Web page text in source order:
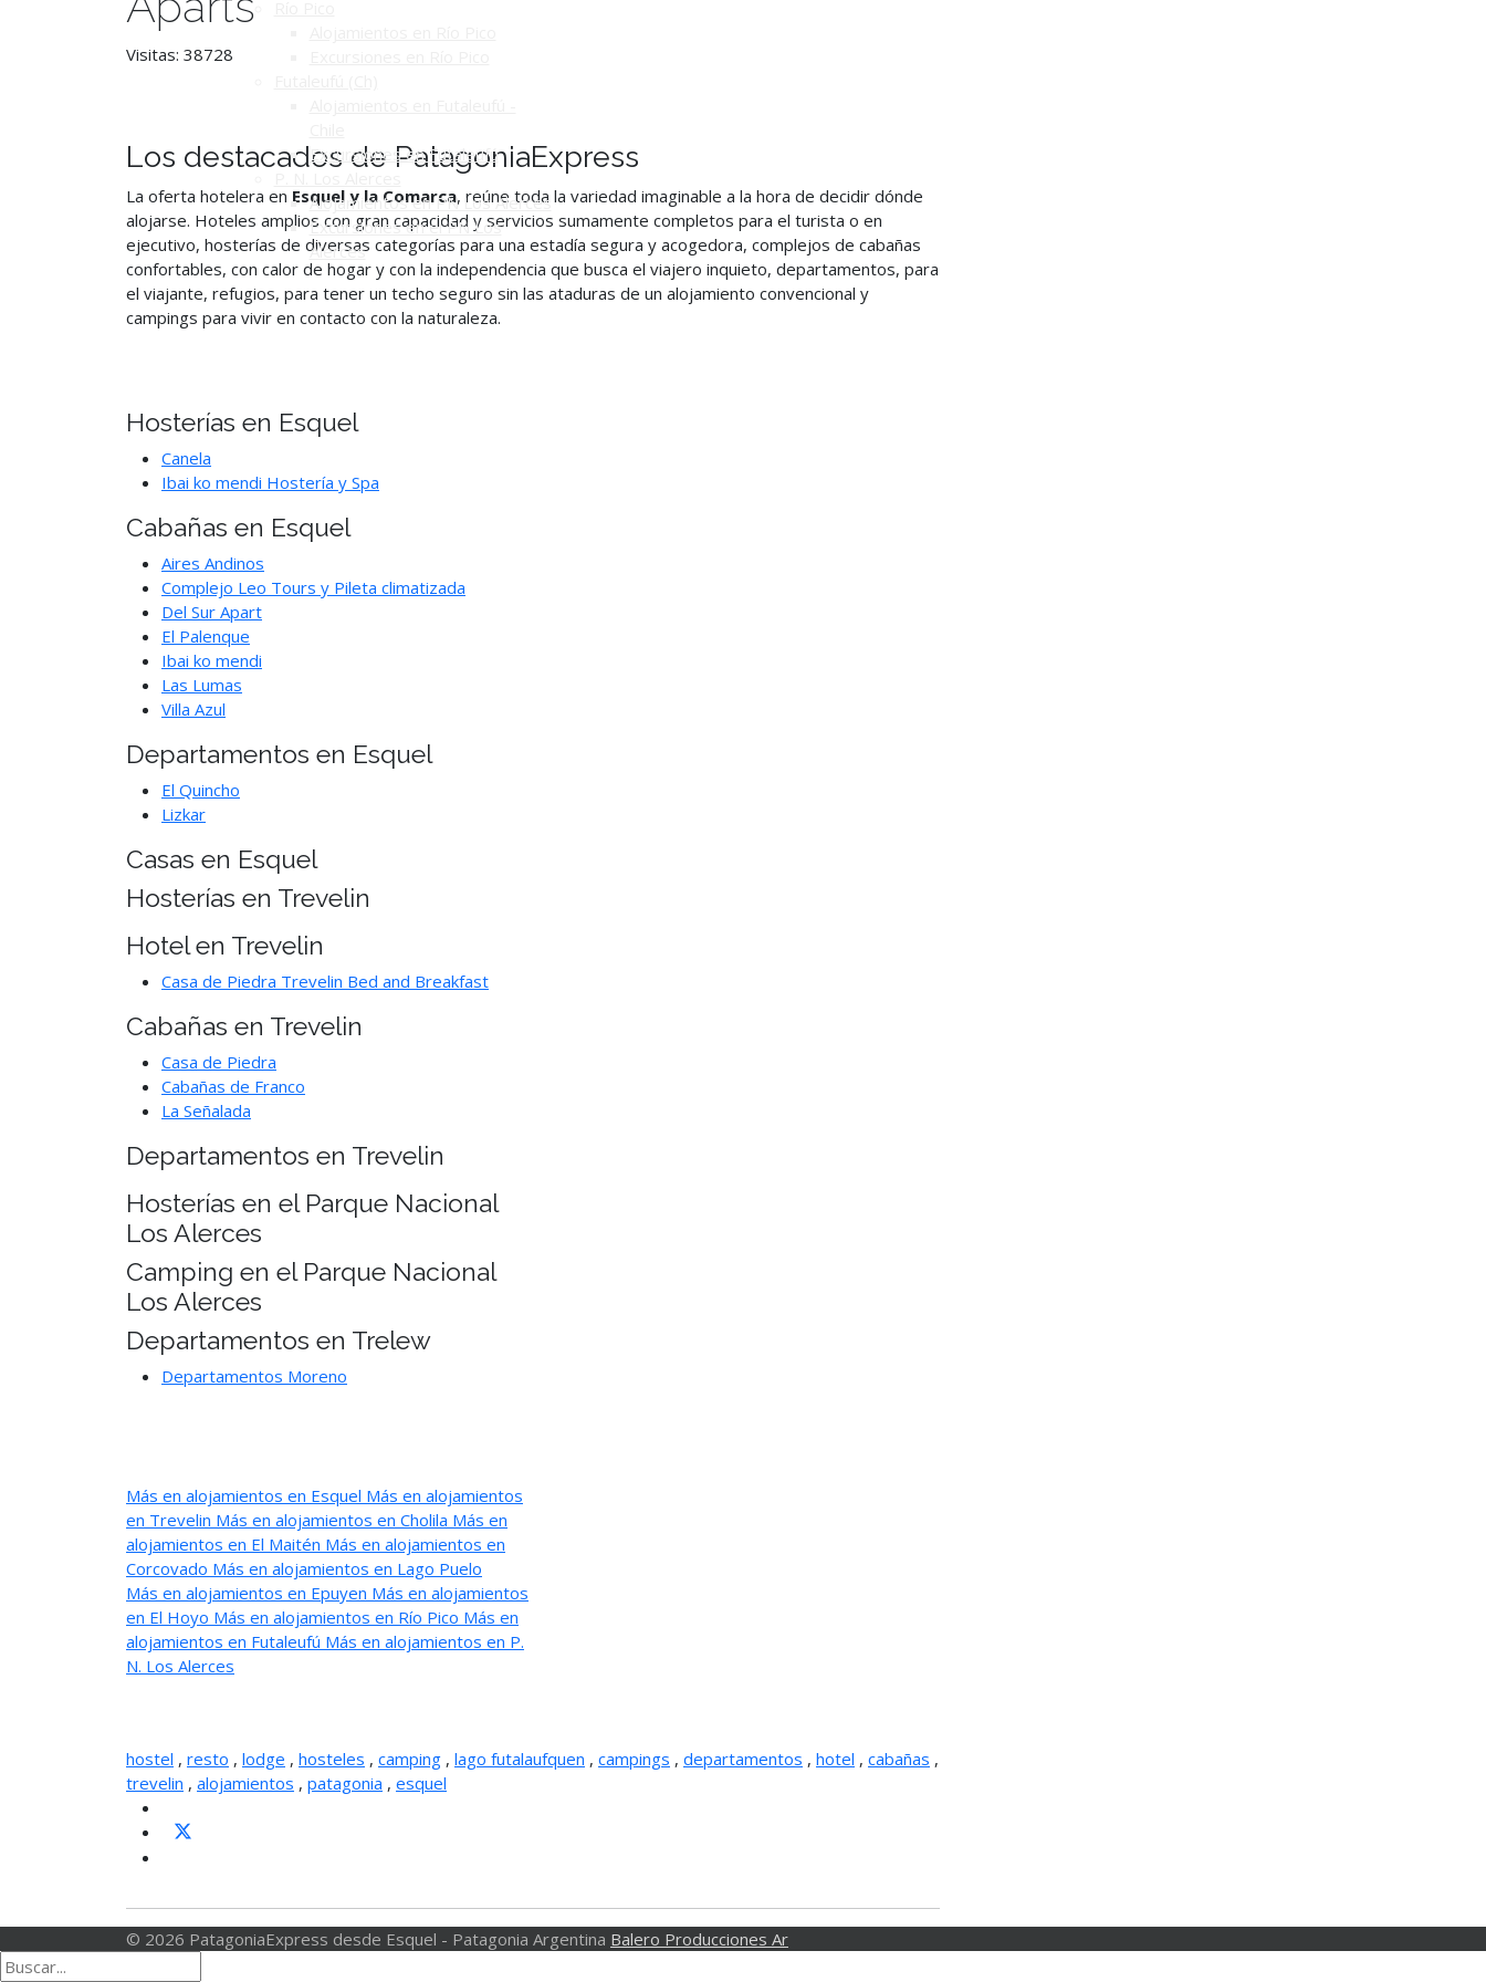
Excursiones en Futaleufú
Alojamientos en PN Los Alerces
Excursiones en el PN Los
Alerces
Visitas: 38728
Los destacados de PatagoniaExpress
La oferta hotelera en Esquel y la Comarca, reúne toda la variedad imaginable a la hora de decidir dónde
alojarse. Hoteles amplios con gran capacidad y servicios sumamente completos para el turista o en
ejecutivo, hosterías de diversas categorías para una estadía segura y acogedora, complejos de cabañas
confortables, con calor de hogar y con la independencia que busca el viajero inquieto, departamentos, para
el viajante, refugios, para tener un techo seguro sin las ataduras de un alojamiento convencional y
campings para vivir en contacto con la naturaleza.
Hosterías en Esquel
Canela
Ibai ko mendi Hostería y Spa
Cabañas en Esquel
Aires Andinos
Complejo Leo Tours y Pileta climatizada
Del Sur Apart
El Palenque
Ibai ko mendi
Las Lumas
Villa Azul
Departamentos en Esquel
El Quincho
Lizkar
Casas en Esquel
Hosterías en Trevelin
Hotel en Trevelin
Casa de Piedra Trevelin Bed and Breakfast
Cabañas en Trevelin
Casa de Piedra
Cabañas de Franco
La Señalada
Departamentos en Trevelin
Hosterías en el Parque Nacional
Los Alerces
Camping en el Parque Nacional
Los Alerces
Departamentos en Trelew
Departamentos Moreno
Más en alojamientos en Esquel Más en alojamientos
en Trevelin Más en alojamientos en Cholila Más en
alojamientos en El Maitén Más en alojamientos en
Corcovado Más en alojamientos en Lago Puelo
Más en alojamientos en Epuyen Más en alojamientos
en El Hoyo Más en alojamientos en Río Pico Más en
alojamientos en Futaleufú Más en alojamientos en P.
N. Los Alerces
hostel , resto , lodge , hosteles , camping , lago futalaufquen , campings , departamentos , hotel , cabañas ,
trevelin , alojamientos , patagonia , esquel
© 2026 PatagoniaExpress desde Esquel - Patagonia Argentina Balero Producciones Ar